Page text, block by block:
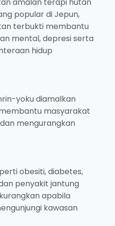
popular di Jepun,
terbukti membantu
mental, depresi serta
hidup
yoku diamalkan
masyarakat
mengurangkan
obesiti, diabetes,
penyakit jantung
apabila
kawasan